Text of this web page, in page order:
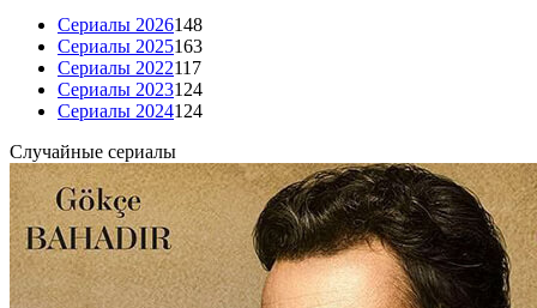
Сериалы 2026148
Сериалы 2025163
Сериалы 2022117
Сериалы 2023124
Сериалы 2024124
Случайные сериалы